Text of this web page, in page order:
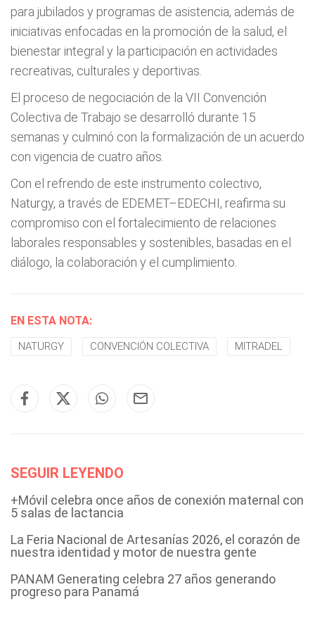
para jubilados y programas de asistencia, además de
iniciativas enfocadas en la promoción de la salud, el
bienestar integral y la participación en actividades
recreativas, culturales y deportivas.
El proceso de negociación de la VII Convención
Colectiva de Trabajo se desarrolló durante 15
semanas y culminó con la formalización de un acuerdo
con vigencia de cuatro años.
Con el refrendo de este instrumento colectivo,
Naturgy, a través de EDEMET–EDECHI, reafirma su
compromiso con el fortalecimiento de relaciones
laborales responsables y sostenibles, basadas en el
diálogo, la colaboración y el cumplimiento.
EN ESTA NOTA:
NATURGY CONVENCIÓN COLECTIVA MITRADEL
SEGUIR LEYENDO
+Móvil celebra once años de conexión maternal con
5 salas de lactancia
La Feria Nacional de Artesanías 2026, el corazón de
nuestra identidad y motor de nuestra gente
PANAM Generating celebra 27 años generando
progreso para Panamá